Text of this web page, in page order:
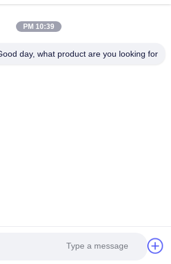
Yaye Cross Border E-Commerce Co.,
Ltd.. جميع الحقوق محفوظة
10:39 PM
day, what product are you looking for?